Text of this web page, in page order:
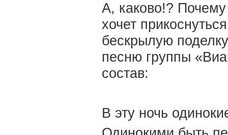
А, каково!? Почему
хочет
бескрылую
песню группы
состав:
В эту ночь